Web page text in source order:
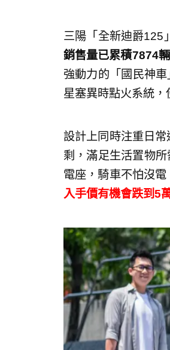
三陽「全新迪爵125」
銷售量已累積7874
強動力的「國民神
星塞異時點火系統，
設計上同時注重日
剩，滿足生活置物
電座，騎車不怕沒電
入手價有機會跌到5